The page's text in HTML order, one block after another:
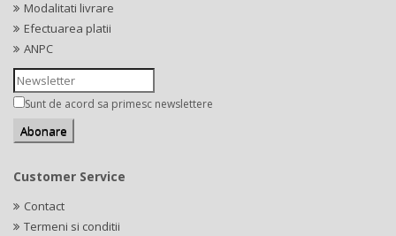
Modalitati livrare
Efectuarea platii
ANPC
Sunt de acord sa primesc newslettere
Customer Service
Contact
Termeni si conditii